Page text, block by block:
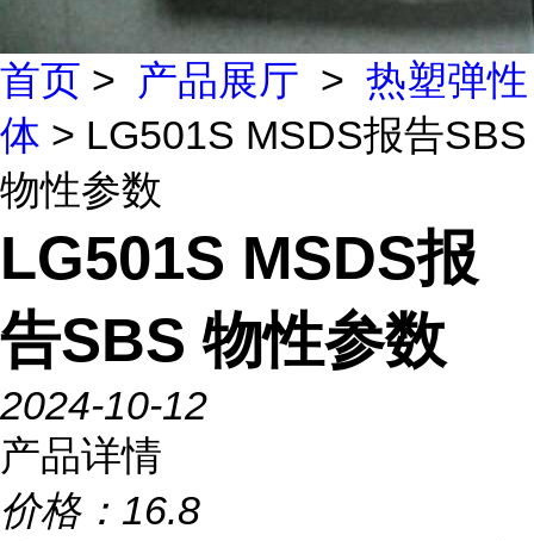
首页 > 产品展厅 > 热塑弹性
体 > LG501S MSDS报告SBS
物性参数
LG501S MSDS报
告SBS 物性参数
2024-10-12
产品详情
价格： 16.8